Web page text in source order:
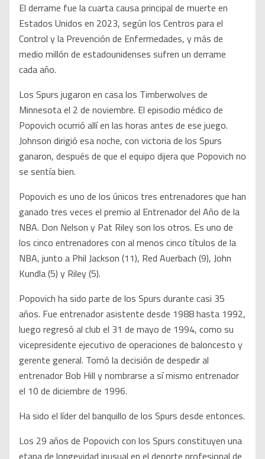
El derrame fue la cuarta causa principal de muerte en
Estados Unidos en 2023, según los Centros para el
Control y la Prevención de Enfermedades, y más de
medio millón de estadounidenses sufren un derrame
cada año.
Los Spurs jugaron en casa los Timberwolves de
Minnesota el 2 de noviembre. El episodio médico de
Popovich ocurrió allí en las horas antes de ese juego.
Johnson dirigió esa noche, con victoria de los Spurs
ganaron, después de que el equipo dijera que Popovich no
se sentía bien.
Popovich es uno de los únicos tres entrenadores que han
ganado tres veces el premio al Entrenador del Año de la
NBA. Don Nelson y Pat Riley son los otros. Es uno de
los cinco entrenadores con al menos cinco títulos de la
NBA, junto a Phil Jackson (11), Red Auerbach (9), John
Kundla (5) y Riley (5).
Popovich ha sido parte de los Spurs durante casi 35
años. Fue entrenador asistente desde 1988 hasta 1992,
luego regresó al club el 31 de mayo de 1994, como su
vicepresidente ejecutivo de operaciones de baloncesto y
gerente general. Tomó la decisión de despedir al
entrenador Bob Hill y nombrarse a sí mismo entrenador
el 10 de diciembre de 1996.
Ha sido el líder del banquillo de los Spurs desde entonces.
Los 29 años de Popovich con los Spurs constituyen una